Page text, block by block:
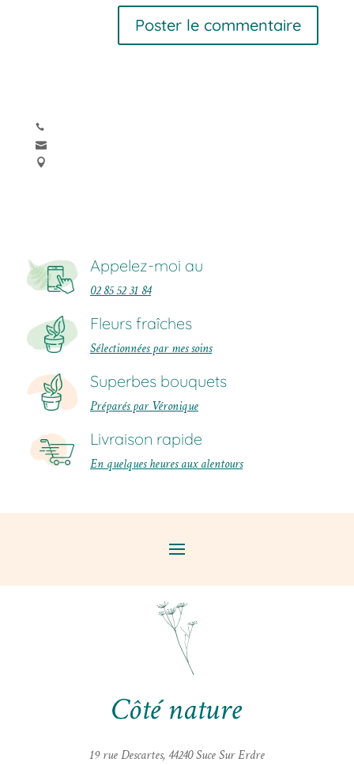
Appelez-moi au
02 85 52 31 84
Fleurs fraîches
Sélectionnées par mes soins
Superbes bouquets
Préparés par Véronique
Livraison rapide
En quelques heures aux alentours
19 rue Descartes, 44240 Suce Sur Erdre